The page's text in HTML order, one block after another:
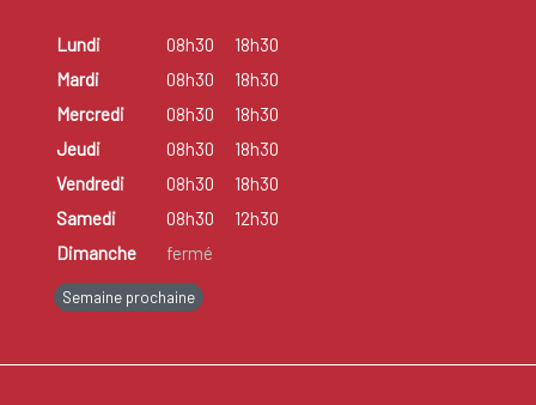
Lundi 08h30
18h30
Mardi
08h30
18h30
Mercredi
08h30
18h30
Jeudi
08h30
18h30
Vendredi
08h30
18h30
Samedi
08h30
12h30
Dimanche
fermé
Semaine prochaine